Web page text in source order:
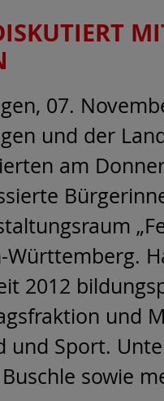
07.
und der
am
Württemberg.
2012
und
und Sport.
sowie